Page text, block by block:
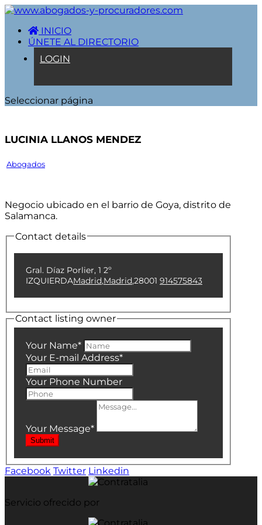
INICIO
ÚNETE AL DIRECTORIO
LOGIN
Seleccionar página
LUCINIA LLANOS MENDEZ
Abogados
Negocio ubicado en el barrio de Goya, distrito de
Salamanca.
Contact details
Gral. Díaz Porlier, 1 2º
IZQUIERDAMadrid,Madrid,28001 914575843
Contact listing owner
Your Name*
Your E-mail Address*
Your Phone Number
Your Message*
Submit
Facebook Twitter Linkedin
Servicio ofrecido por